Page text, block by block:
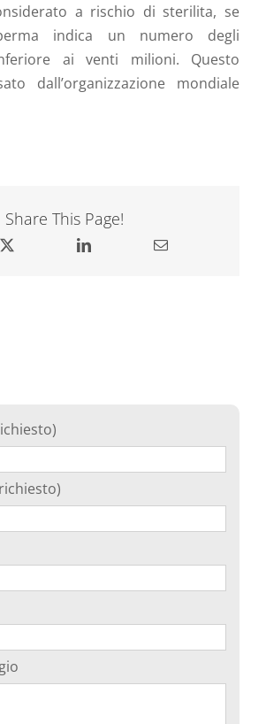
a rischio di sterilita, se
indica un numero degli
ai venti milioni. Questo
dall’organizzazione mondiale
Share This Page!